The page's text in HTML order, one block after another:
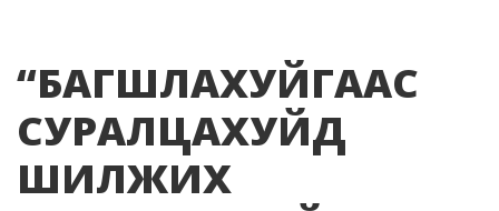
“БАГШЛАХУЙГААС
СУРАЛЦАХУЙД
ШИЛЖИХ